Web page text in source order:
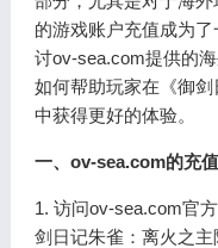
的游戏账户充值成为
讨ov-sea.com提供的
如何帮助玩家在《御
中获得更好的体验。
一、ov-sea.com的充
1. 访问ov-sea.com官
剑日记朱雀：离火之主